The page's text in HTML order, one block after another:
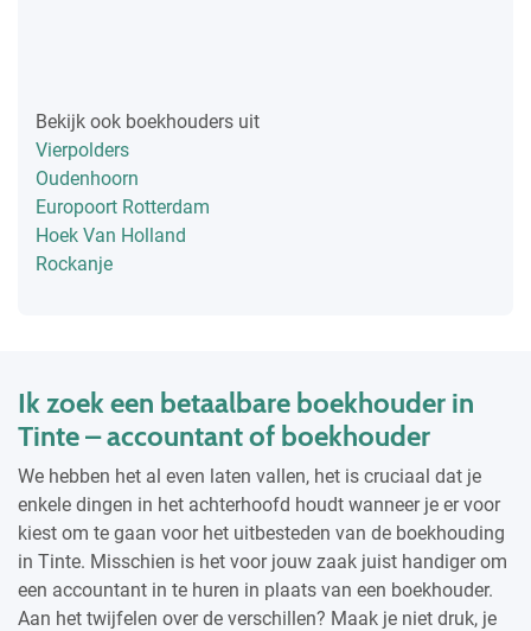
Bekijk ook boekhouders uit
Vierpolders
Oudenhoorn
Europoort Rotterdam
Hoek Van Holland
Rockanje
Ik zoek een betaalbare boekhouder in
Tinte – accountant of boekhouder
We hebben het al even laten vallen, het is cruciaal dat je
enkele dingen in het achterhoofd houdt wanneer je er voor
kiest om te gaan voor het uitbesteden van de boekhouding
in Tinte. Misschien is het voor jouw zaak juist handiger om
een accountant in te huren in plaats van een boekhouder.
Aan het twijfelen over de verschillen? Maak je niet druk, je